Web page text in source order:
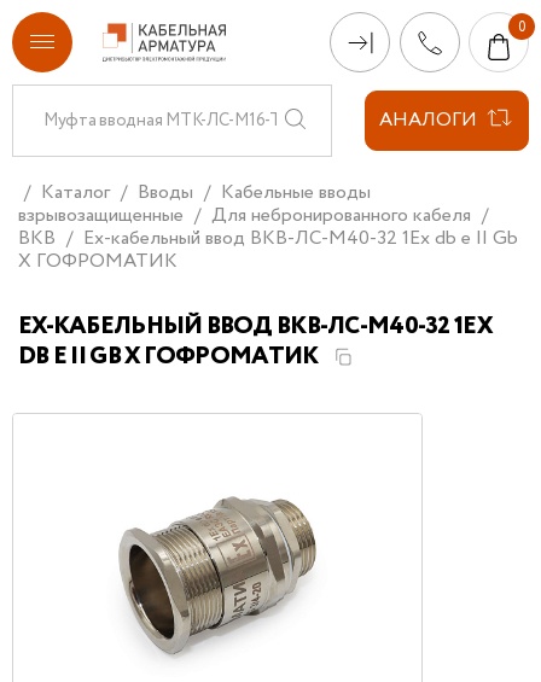
АНАЛОГИ
Каталог Вводы
Кабельные вводы
взрывозащищенные
Для небронированного кабеля
ВКВ
Ех-кабельный ввод ВКВ-ЛС-М40-32 1Ex db e II Gb
X ГОФРОМАТИК
ЕХ-КАБЕЛЬНЫЙ ВВОД ВКВ-ЛС-М40-32 1EX
DB E II GB X ГОФРОМАТИК